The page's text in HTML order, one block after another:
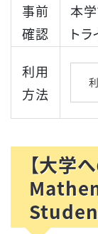
事前
確認
本
ト
利用
方法
【大学